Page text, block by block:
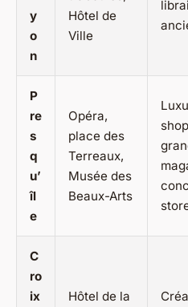
y
o
n
Hôtel de
Ville
P
re
s
q
u’
îl
e
Opéra,
place des
Terreaux,
Musée des
Beaux-Arts
C
ro
ix
Hôtel de la